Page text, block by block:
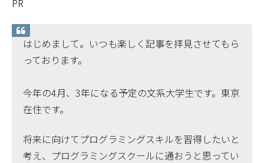
はじめまして。いつも楽しく記事を拝見させてもら
っております。
今年の4月、3年になる予定の文系大学生です。東京
在住です。
将来に向けてプログラミングスキルを習得したいと
考え、プログラミングスクールに通おうと思ってい